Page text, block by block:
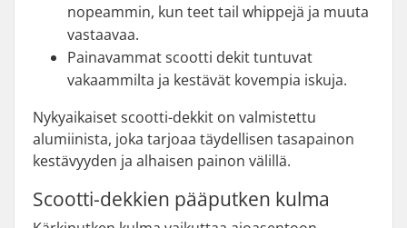
nopeammin, kun teet tail whippejä ja muuta
vastaavaa.
Painavammat scootti dekit tuntuvat
vakaammilta ja kestävät kovempia iskuja.
Nykyaikaiset scootti-dekkit on valmistettu
alumiinista, joka tarjoaa täydellisen tasapainon
kestävyyden ja alhaisen painon välillä.
Scootti-dekkien pääputken kulma